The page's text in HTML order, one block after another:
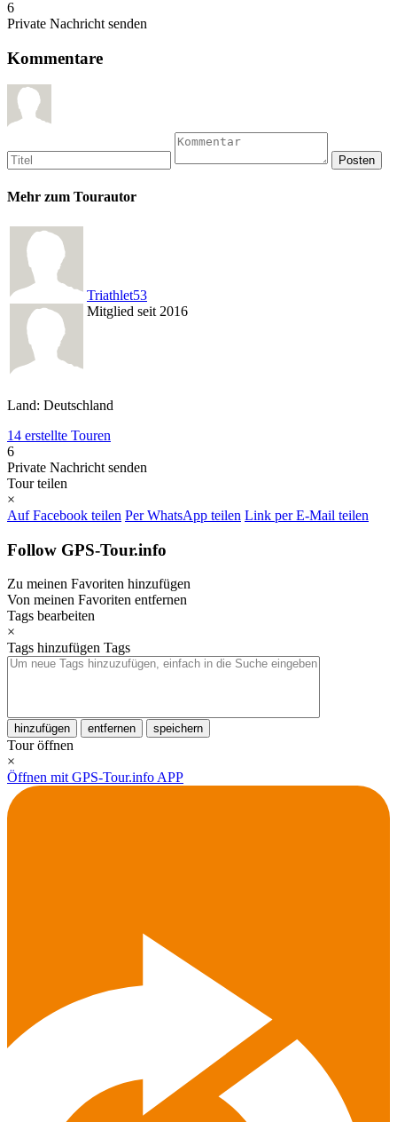
6
Private Nachricht senden
Kommentare
Mehr zum Tourautor
Triathlet53
Mitglied seit 2016
Land: Deutschland
14 erstellte Touren
6
Private Nachricht senden
Tour teilen
×
Auf Facebook teilen Per WhatsApp teilen Link per E-Mail teilen
Follow GPS-Tour.info
Zu meinen Favoriten hinzufügen
Von meinen Favoriten entfernen
Tags bearbeiten
×
Tags hinzufügen Tags
hinzufügen entfernen speichern
Tour öffnen
×
Öffnen mit GPS-Tour.info APP